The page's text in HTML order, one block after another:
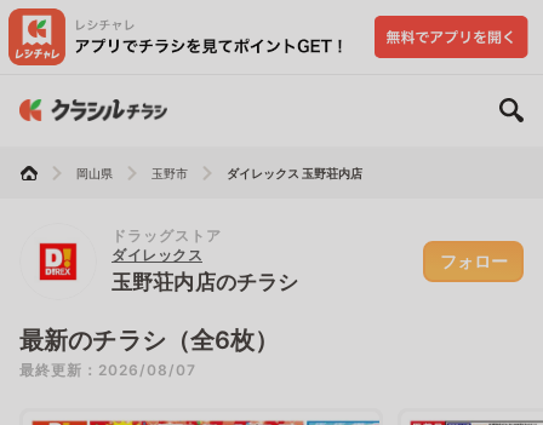
岡山県 玉野市 ダイレックス 玉野荘内店
ドラッグストア
ダイレックス
玉野荘内店のチラシ
フォロー
最新のチラシ（全6枚）
最終更新：2026/08/07